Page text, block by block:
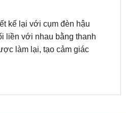
làm lại, tạo cảm giác